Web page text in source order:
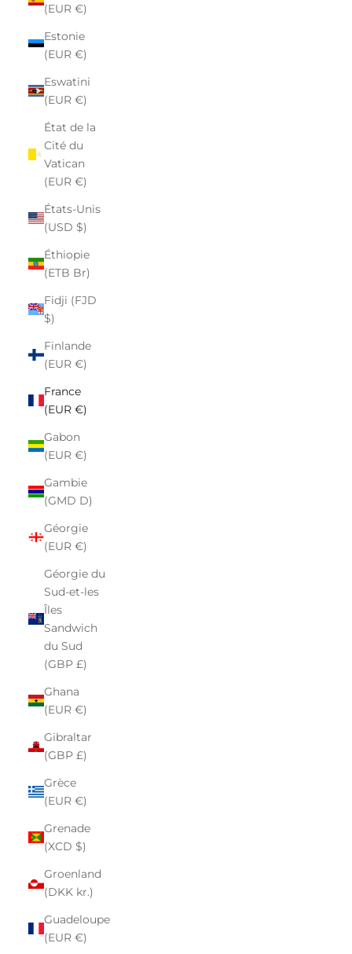
(EUR €)
Estonie
(EUR €)
Eswatini
(EUR €)
État de la
Cité du
Vatican
(EUR €)
États-Unis
(USD $)
Éthiopie
(ETB Br)
Fidji (FJD
$)
Finlande
(EUR €)
France
(EUR €)
Gabon
(EUR €)
Gambie
(GMD D)
Géorgie
(EUR €)
Géorgie du
Sud-et-les
Îles
Sandwich
du Sud
(GBP £)
Ghana
(EUR €)
Gibraltar
(GBP £)
Grèce
(EUR €)
Grenade
(XCD $)
Groenland
(DKK kr.)
Guadeloupe
(EUR €)